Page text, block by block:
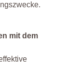
mit dem